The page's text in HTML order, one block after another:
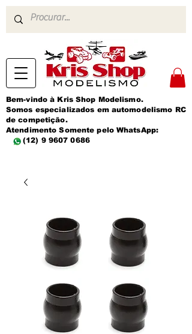
Bem-vindo à Kris Shop Modelismo.
Somos especializados em automodelismo RC
de competição.
Atendimento Somente pelo WhatsApp:
(12) 9 9607 0686